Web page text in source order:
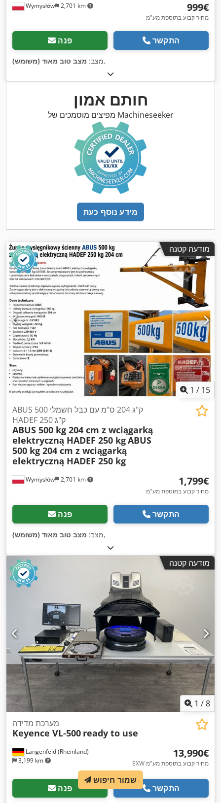
Wymysłów 2,701 km ‏999 ‏€
מחיר קבוע בתוספת מע"מ
פנה התקשר
מצב: מצב טוב מאוד (משומש) ,
חותם אמון
מפיצים מוסמכים של Machineseeker
מידע נוסף כעת
מודעה קטנה
1 / 15
Wymysłów 2,701 km
ABUS 500 ק"ג 204 ס"מ עם כבל חשמלי
HADEF 250 ק"ג
ABUS 500 kg 204 cm z wciągarką
elektryczną HADEF 250 kgABUS
500 kg 204 cm z wciągarką
elektryczną HADEF 250 kg
‏1,799 ‏€
מחיר קבוע בתוספת מע"מ
פנה התקשר
מצב: מצב טוב מאוד (משומש) ,
מודעה קטנה
1 /8
Langenfeld (Rheinland)
3,199 km
מערכת מדידה
Keyence VL-500 ready to use
‏13,990 ‏€
EXW מחיר קבוע בתוספת מע"מ
פנה התקשר
שמור חיפוש